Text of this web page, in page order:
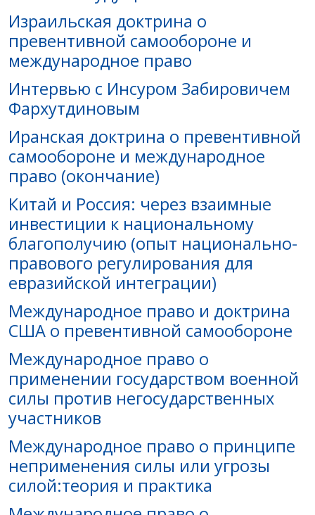
Израильская доктрина o
превентивной самообороне и
международное право
Интервью с Инсуром Забировичем
Фархутдиновым
Иранская доктрина о превентивной
самообороне и международное
право (окончание)
Китай и Россия: через взаимные
инвестиции к национальному
благополучию (опыт национально-
правового регулирования для
евразийской интеграции)
Международное право и доктрина
США о превентивной самообороне
Международное право о
применении государством военной
силы против негосударственных
участников
Международное право о принципе
неприменения силы или угрозы
силой:теория и практика